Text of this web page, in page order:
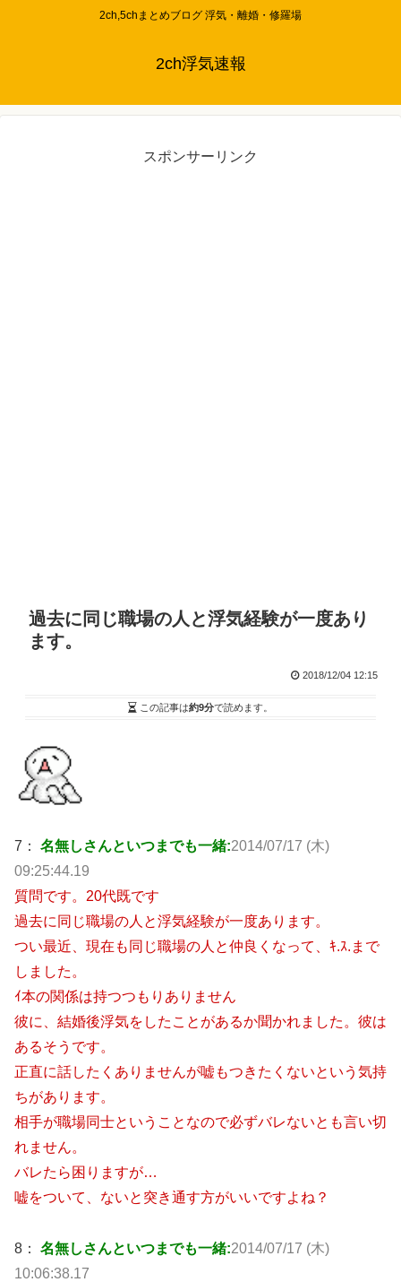
2ch,5chまとめブログ 浮気・離婚・修羅場
2ch浮気速報
スポンサーリンク
過去に同じ職場の人と浮気経験が一度あり
ます。
2018/12/04 12:15
この記事は約9分で読めます。
7： 名無しさんといつまでも一緒:2014/07/17 (木)
09:25:44.19
質問です。20代既です
過去に同じ職場の人と浮気経験が一度あります。
つい最近、現在も同じ職場の人と仲良くなって、ｷ.ｽ.まで
しました。
ｲ本の関係は持つつもりありません
彼に、結婚後浮気をしたことがあるか聞かれました。彼は
あるそうです。
正直に話したくありませんが嘘もつきたくないという気持
ちがあります。
相手が職場同士ということなので必ずバレないとも言い切
れません。
バレたら困りますが…
嘘をついて、ないと突き通す方がいいですよね？
8： 名無しさんといつまでも一緒:2014/07/17 (木)
10:06:38.17